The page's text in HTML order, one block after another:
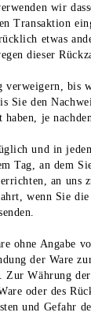
wir
Transaktion
etwas
dieser
verweigern, bis
Sie den
haben, je
und in
Tag, an dem
an uns
wenn Sie
ohne Angabe
der Ware
Zur Währung
oder des
und Gefahr